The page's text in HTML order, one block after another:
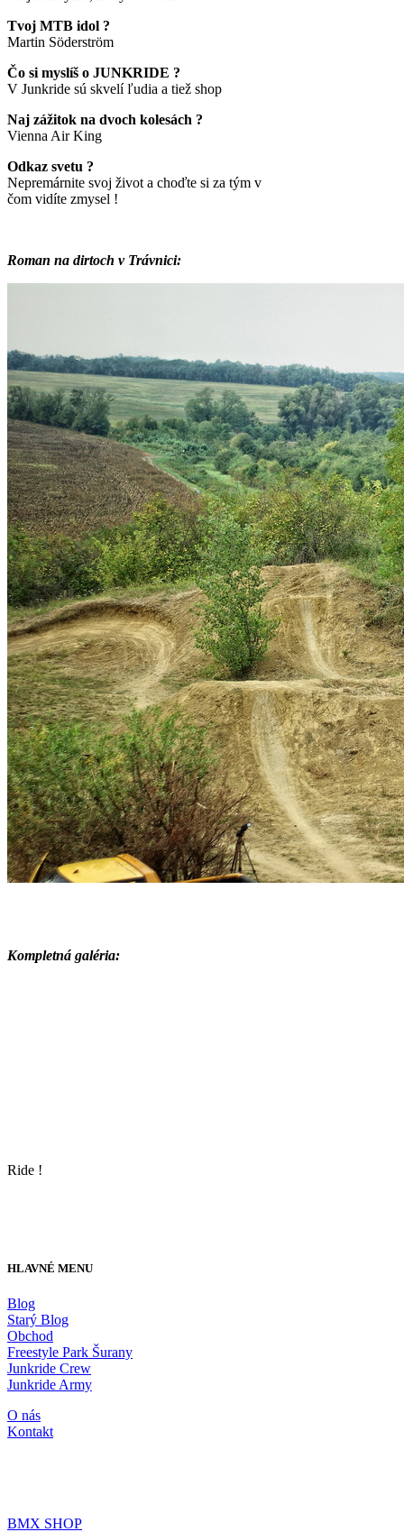
Tvoj MTB idol ?
Martin Söderström
Čo si myslíš o JUNKRIDE ?
V Junkride sú skvelí ľudia a tiež shop
Naj zážitok na dvoch kolesách ?
Vienna Air King
Odkaz svetu ?
Nepremárnite svoj život a choďte si za tým v
čom vidíte zmysel !
Roman na dirtoch v Trávnici:
Kompletná galéria:
Ride !
HLAVNÉ MENU
Blog
Starý Blog
Obchod
Freestyle Park Šurany
Junkride Crew
Junkride Army
O nás
Kontakt
BMX SHOP